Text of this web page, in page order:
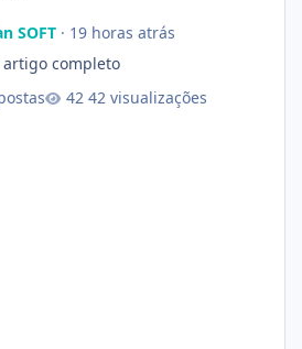
SOFT· 19 horas atrás
completo
42 visualizações